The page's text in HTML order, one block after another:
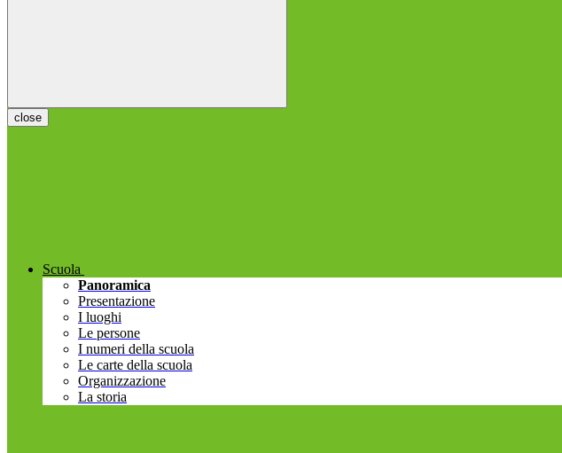
close
Scuola
Panoramica
Presentazione
I luoghi
Le persone
I numeri della scuola
Le carte della scuola
Organizzazione
La storia